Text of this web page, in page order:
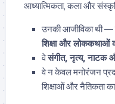
आध्यात्मिकता, कला और
उनकी आजीविका थी —
शिक्षा और लोककथाओं
वेसंगीत, नृत्य, नाटक
वे न केवल मनोरंजन
शिक्षाओं और नैतिकता